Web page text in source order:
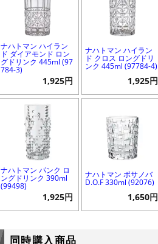
ナハトマン ハイラン
ド ダイアモンド ロン
グドリンク 445ml (97
784-3)
1,925円
ナハトマン ハイラン
ド クロス ロングドリ
ンク 445ml (97784-4)
1,925円
ナハトマン パンク ロ
ングドリンク 390ml
(99498)
1,925円
ナハトマン ボサノバ
D.O.F 330ml (92076)
1,650円
同時購入商品